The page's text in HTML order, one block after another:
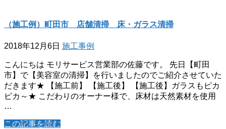
（施工例）町田市 店舗清掃 床・ガラス清掃
2018年12月6日 施工事例
こんにちは モリサービス営業部の佐藤です。 先日【町田
市】で【美容室の清掃】を行いましたのでご紹介させていた
だきます★ 【施工前】 【施工後】 【施工後】ガラスもピカ
ピカ～★ こだわりのオーナー様で、床材は天然素材を使用
…
この記事を読む